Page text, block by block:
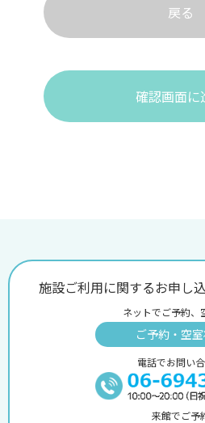
戻る
確認画面に
施設ご利用に関するお申し
ネットでご予約、
ご予約・空
電話でお問い
来館でご予